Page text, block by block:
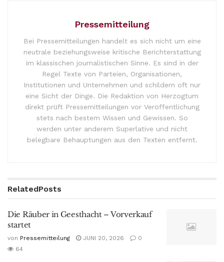
Pressemitteilung
Bei Pressemitteilungen handelt es sich nicht um eine
neutrale beziehungsweise kritische Berichterstattung
im klassischen journalistischen Sinne. Es sind in der
Regel Texte von Parteien, Organisationen,
Institutionen und Unternehmen und schildern oft nur
eine Sicht der Dinge. Die Redaktion von Herzogtum
direkt prüft Pressemitteilungen vor Veröffentlichung
stets nach bestem Wissen und Gewissen. So
werden unter anderem Superlative und nicht
belegbare Behauptungen aus den Texten entfernt.
RelatedPosts
Die Räuber in Geesthacht – Vorverkauf
startet
von Pressemitteilung JUNI 20, 2026
0
64